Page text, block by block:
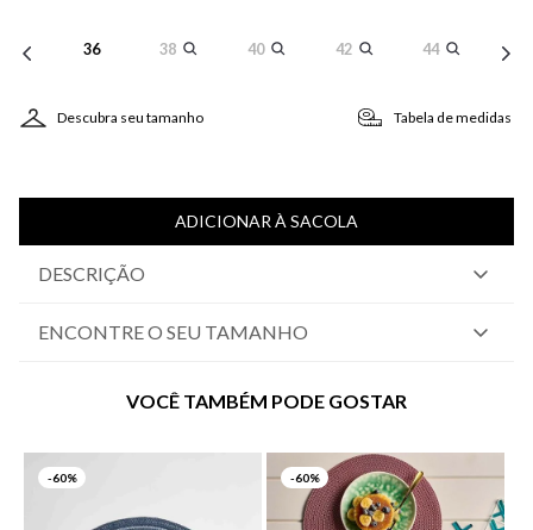
36 38 40 42 44
Descubra seu tamanho Tabela de medidas
ADICIONAR À SACOLA
DESCRIÇÃO
ENCONTRE O SEU TAMANHO
VOCÊ TAMBÉM PODE GOSTAR
-60% -60%